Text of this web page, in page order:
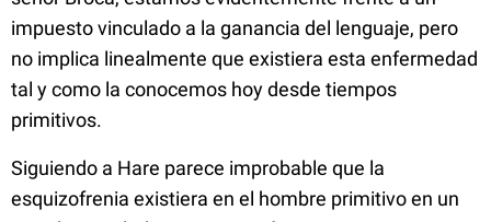
impuesto vinculado a la ganancia del lenguaje, pero
no implica linealmente que existiera esta enfermedad
tal y como la conocemos hoy desde tiempos
primitivos.
Siguiendo a Hare parece improbable que la
esquizofrenia existiera en el hombre primitivo en un